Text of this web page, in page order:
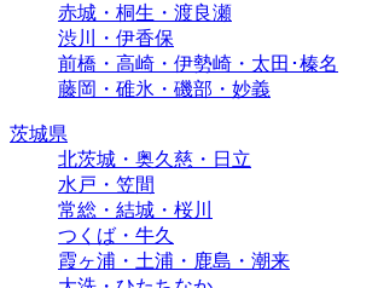
赤城・桐生・渡良瀬
渋川・伊香保
前橋・高崎・伊勢崎・太田･榛名
藤岡・碓氷・磯部・妙義
茨城県
北茨城・奥久慈・日立
水戸・笠間
常総・結城・桜川
つくば・牛久
霞ヶ浦・土浦・鹿島・潮来